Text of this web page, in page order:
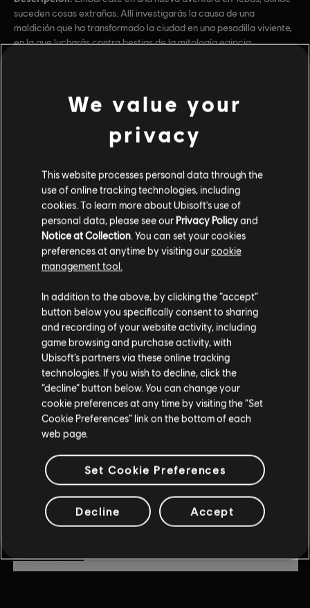
suceden cosas extrañas. Allí investigarás la causa de una
maldición que ha transformado la ciudad en una pesadilla viviente,
en la que lucharás contra bestias de la mitología egipcia
Lenguaje fuerte, Uso de alcohol
Acción/Aventura
© 2018 Ubisoft Entertainment. All Rights Reserved.
Assassin’s Creed, Ubisoft, and the Ubisoft logo are
trademarks of Ubisoft Entertainment in the U.S. and/or
other countries.
Contenido adicional
Assassin's Creed Origins
Expansion I: The Hidden Ones
Assassin's Creed Origins
Horus Pack
DLC
Assassin's Creed Origins
Season Pass
Assassin's Creed Origins
Deluxe Pack
We value your
privacy
This website processes personal data through the
use of online tracking technologies, including
cookies. To learn more about Ubisoft's use of
personal data, please see our Privacy Policyand
Notice at Collection . You can set your cookies
preferences at anytime by visiting ourcookie
management tool.
In addition to the above, by clicking the “accept”
button below you specifically consent to sharing
and recording of your website activity, including
game browsing and purchase activity, with
Ubisoft’s partners via these online tracking
technologies. If you wish to decline, click the
“decline” button below. You can change your
cookie preferences at any time by visiting the “Set
Cookie Preferences” link on the bottom of each
web page.
Set Cookie Preferences
Decline Accept